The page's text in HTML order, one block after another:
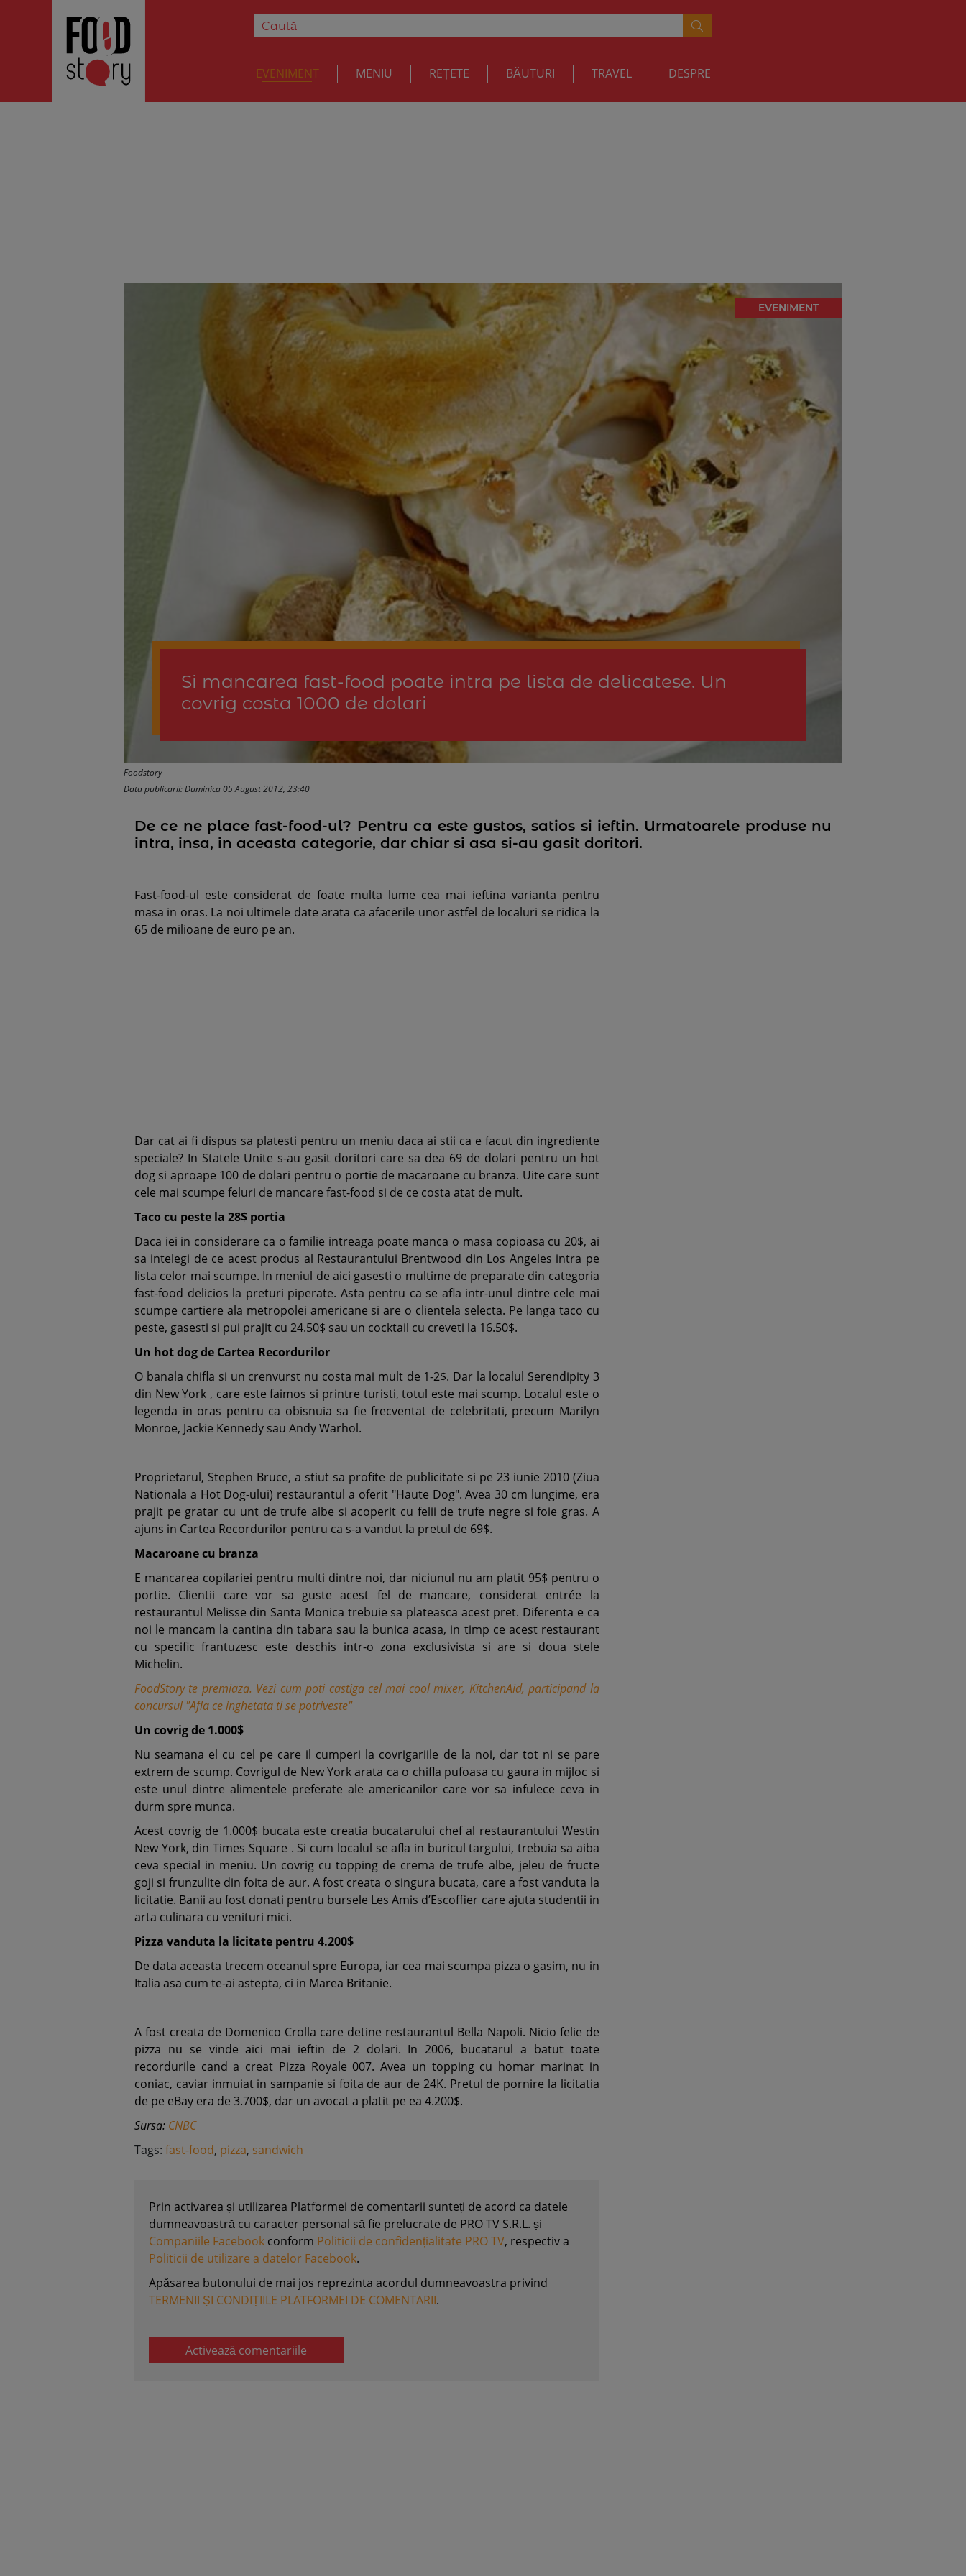
EVENIMENT MENIU REȚETE BĂUTURI TRAVEL DESPRE
EVENIMENT
Si mancarea fast-food poate intra pe lista de delicatese. Un
covrig costa 1000 de dolari
Foodstory
Data publicarii: Duminica 05 August 2012, 23:40
De ce ne place fast-food-ul? Pentru ca este gustos, satios si ieftin. Urmatoarele produse nu
intra, insa, in aceasta categorie, dar chiar si asa si-au gasit doritori.
Fast-food-ul este considerat de foate multa lume cea mai ieftina varianta pentru
masa in oras. La noi ultimele date arata ca afacerile unor astfel de localuri se ridica la
65 de milioane de euro pe an.
Dar cat ai fi dispus sa platesti pentru un meniu daca ai stii ca e facut din ingrediente
speciale? In Statele Unite s-au gasit doritori care sa dea 69 de dolari pentru un hot
dog si aproape 100 de dolari pentru o portie de macaroane cu branza. Uite care sunt
cele mai scumpe feluri de mancare fast-food si de ce costa atat de mult.
Taco cu peste la 28$ portia
Daca iei in considerare ca o familie intreaga poate manca o masa copioasa cu 20$, ai
sa intelegi de ce acest produs al Restaurantului Brentwood din Los Angeles intra pe
lista celor mai scumpe. In meniul de aici gasesti o multime de preparate din categoria
fast-food delicios la preturi piperate. Asta pentru ca se afla intr-unul dintre cele mai
scumpe cartiere ala metropolei americane si are o clientela selecta. Pe langa taco cu
peste, gasesti si pui prajit cu 24.50$ sau un cocktail cu creveti la 16.50$.
Un hot dog de Cartea Recordurilor
O banala chifla si un crenvurst nu costa mai mult de 1-2$. Dar la localul Serendipity 3
din New York , care este faimos si printre turisti, totul este mai scump. Localul este o
legenda in oras pentru ca obisnuia sa fie frecventat de celebritati, precum Marilyn
Monroe, Jackie Kennedy sau Andy Warhol.
Proprietarul, Stephen Bruce, a stiut sa profite de publicitate si pe 23 iunie 2010 (Ziua
Nationala a Hot Dog-ului) restaurantul a oferit "Haute Dog". Avea 30 cm lungime, era
prajit pe gratar cu unt de trufe albe si acoperit cu felii de trufe negre si foie gras. A
ajuns in Cartea Recordurilor pentru ca s-a vandut la pretul de 69$.
Macaroane cu branza
E mancarea copilariei pentru multi dintre noi, dar niciunul nu am platit 95$ pentru o
portie. Clientii care vor sa guste acest fel de mancare, considerat entrée la
restaurantul Melisse din Santa Monica trebuie sa plateasca acest pret. Diferenta e ca
noi le mancam la cantina din tabara sau la bunica acasa, in timp ce acest restaurant
cu specific frantuzesc este deschis intr-o zona exclusivista si are si doua stele
Michelin.
FoodStory te premiaza. Vezi cum poti castiga cel mai cool mixer, KitchenAid, participand la
concursul "Afla ce inghetata ti se potriveste"
Un covrig de 1.000$
Nu seamana el cu cel pe care il cumperi la covrigariile de la noi, dar tot ni se pare
extrem de scump. Covrigul de New York arata ca o chifla pufoasa cu gaura in mijloc si
este unul dintre alimentele preferate ale americanilor care vor sa infulece ceva in
durm spre munca.
Acest covrig de 1.000$ bucata este creatia bucatarului chef al restaurantului Westin
New York, din Times Square . Si cum localul se afla in buricul targului, trebuia sa aiba
ceva special in meniu. Un covrig cu topping de crema de trufe albe, jeleu de fructe
goji si frunzulite din foita de aur. A fost creata o singura bucata, care a fost vanduta la
licitatie. Banii au fost donati pentru bursele Les Amis d’Escoffier care ajuta studentii in
arta culinara cu venituri mici.
Pizza vanduta la licitate pentru 4.200$
De data aceasta trecem oceanul spre Europa, iar cea mai scumpa pizza o gasim, nu in
Italia asa cum te-ai astepta, ci in Marea Britanie.
A fost creata de Domenico Crolla care detine restaurantul Bella Napoli. Nicio felie de
pizza nu se vinde aici mai ieftin de 2 dolari. In 2006, bucatarul a batut toate
recordurile cand a creat Pizza Royale 007. Avea un topping cu homar marinat in
coniac, caviar inmuiat in sampanie si foita de aur de 24K. Pretul de pornire la licitatia
de pe eBay era de 3.700$, dar un avocat a platit pe ea 4.200$.
Sursa: CNBC
Tags: fast-food, pizza, sandwich
Prin activarea și utilizarea Platformei de comentarii sunteți de acord ca datele
dumneavoastră cu caracter personal să fie prelucrate de PRO TV S.R.L. și
Companiile Facebook conform Politicii de confidențialitate PRO TV, respectiv a
Politicii de utilizare a datelor Facebook.
Apăsarea butonului de mai jos reprezinta acordul dumneavoastra privind
TERMENII ȘI CONDIȚIILE PLATFORMEI DE COMENTARII.
Activează comentariile